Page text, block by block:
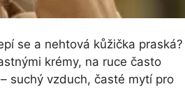
se a nehtová kůžička praská?
krémy, na ruce často
suchý vzduch, časté mytí pro